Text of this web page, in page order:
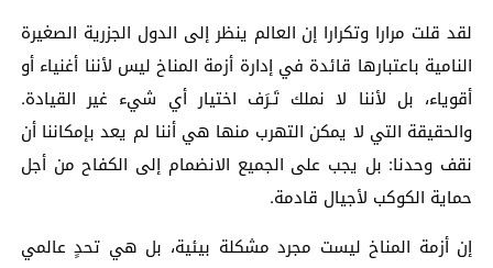
لقد قلت مرارا وتكرارا إن العالم ينظر إلى الدول الجزرية الصغيرة
النامية باعتبارها قائدة في إدارة أزمة المناخ ليس لأننا أغنياء أو
أقوياء، بل لأننا لا نملك تَـرَف اختيار أي شيء غير القيادة.
والحقيقة التي لا يمكن التهرب منها هي أننا لم يعد بإمكاننا أن
نقف وحدنا: بل يجب على الجميع الانضمام إلى الكفاح من أجل
حماية الكوكب لأجيال قادمة.
إن أزمة المناخ ليست مجرد مشكلة بيئية، بل هي تحدٍ عالمي